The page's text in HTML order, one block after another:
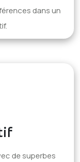
dans un
de superbes